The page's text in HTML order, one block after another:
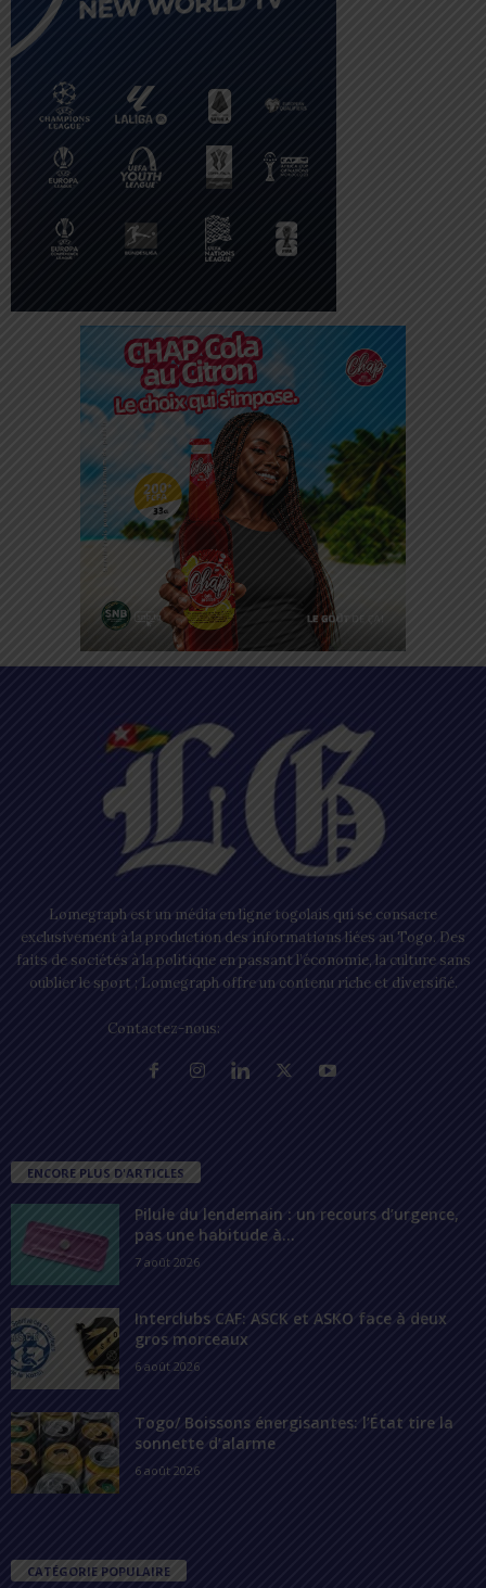
Lomegraph est un média en ligne togolais qui se consacre
exclusivement à la production des informations liées au Togo. Des
faits de sociétés à la politique en passant l’économie, la culture sans
oublier le sport ; Lomegraph offre un contenu riche et diversifié.
Contactez-nous:
ENCORE PLUS D'ARTICLES
Pilule du lendemain : un recours d’urgence,
pas une habitude à...
7 août 2026
Interclubs CAF: ASCK et ASKO face à deux
gros morceaux
6 août 2026
Togo/ Boissons énergisantes: l’État tire la
sonnette d’alarme
6 août 2026
CATÉGORIE POPULAIRE